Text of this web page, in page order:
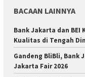
BACAAN LAINNYA
Bank Jakarta dan BEI
Kualitas di Tengah
Gandeng BliBli, Bank
Jakarta Fair 2026